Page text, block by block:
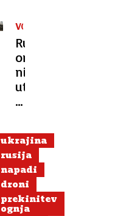
VOJNA
V
UKRAJINI
Rusko
orožje
ni
utihnilo,
zdaj
čaka,
kaj
bo
z
ukrajinskim
ukrajina
rusija
napadi
droni
prekinitev
ognja